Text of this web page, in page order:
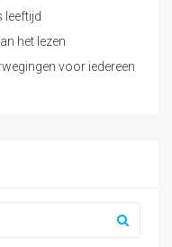
leeftijd
het lezen
voor iedereen